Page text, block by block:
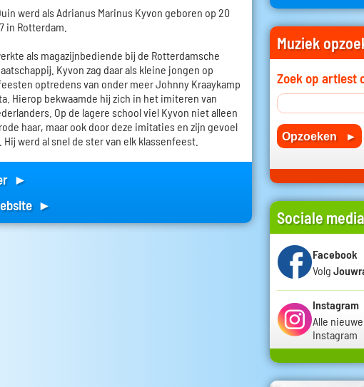
werd als Adrianus Marinus Kyvon geboren op 20
in Rotterdam.
als magazijnbediende bij de Rotterdamsche
Kyvon zag daar als kleine jongen op
optredens van onder meer Johnny Kraaykamp
Hierop bekwaamde hij zich in het imiteren van
Op de lagere school viel Kyvon niet alleen
haar, maar ook door deze imitaties en zijn gevoel
werd al snel de ster van elk klassenfeest.
►
►
Muziek
Zoek op artiest
Sociale media
Facebook
Volg
Instagram
Alle
Instagram